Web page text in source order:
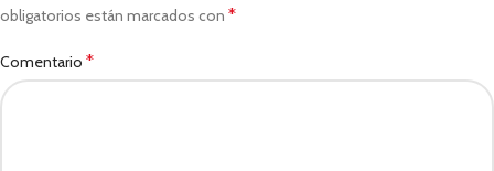
obligatorios están marcados con *
Comentario *